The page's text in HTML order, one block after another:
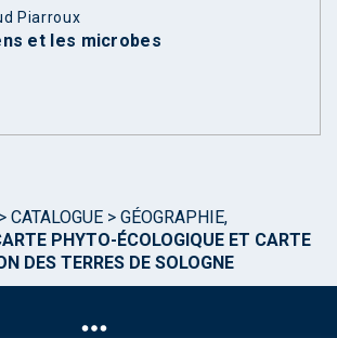
Piarroux
et les microbes
> CATALOGUE > GÉOGRAPHIE,
PHYTO-ÉCOLOGIQUE ET CARTE
DES TERRES DE SOLOGNE